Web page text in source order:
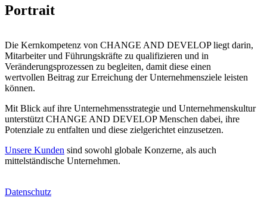
Portrait
Die Kernkompetenz von CHANGE AND DEVELOP liegt darin,
Mitarbeiter und Führungskräfte zu qualifizieren und in
Veränderungsprozessen zu begleiten, damit diese einen
wertvollen Beitrag zur Erreichung der Unternehmensziele leisten
können.
Mit Blick auf ihre Unternehmensstrategie und Unternehmenskultur
unterstützt CHANGE AND DEVELOP Menschen dabei, ihre
Potenziale zu entfalten und diese zielgerichtet einzusetzen.
Unsere Kunden sind sowohl globale Konzerne, als auch
mittelständische Unternehmen.
Datenschutz